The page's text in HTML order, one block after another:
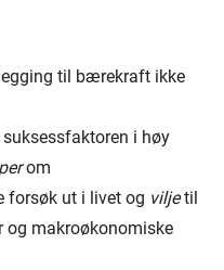
til bærekraft ikke
suksessfaktoren i høy
om
forsøk ut i livet og viljetil
og makroøkonomiske